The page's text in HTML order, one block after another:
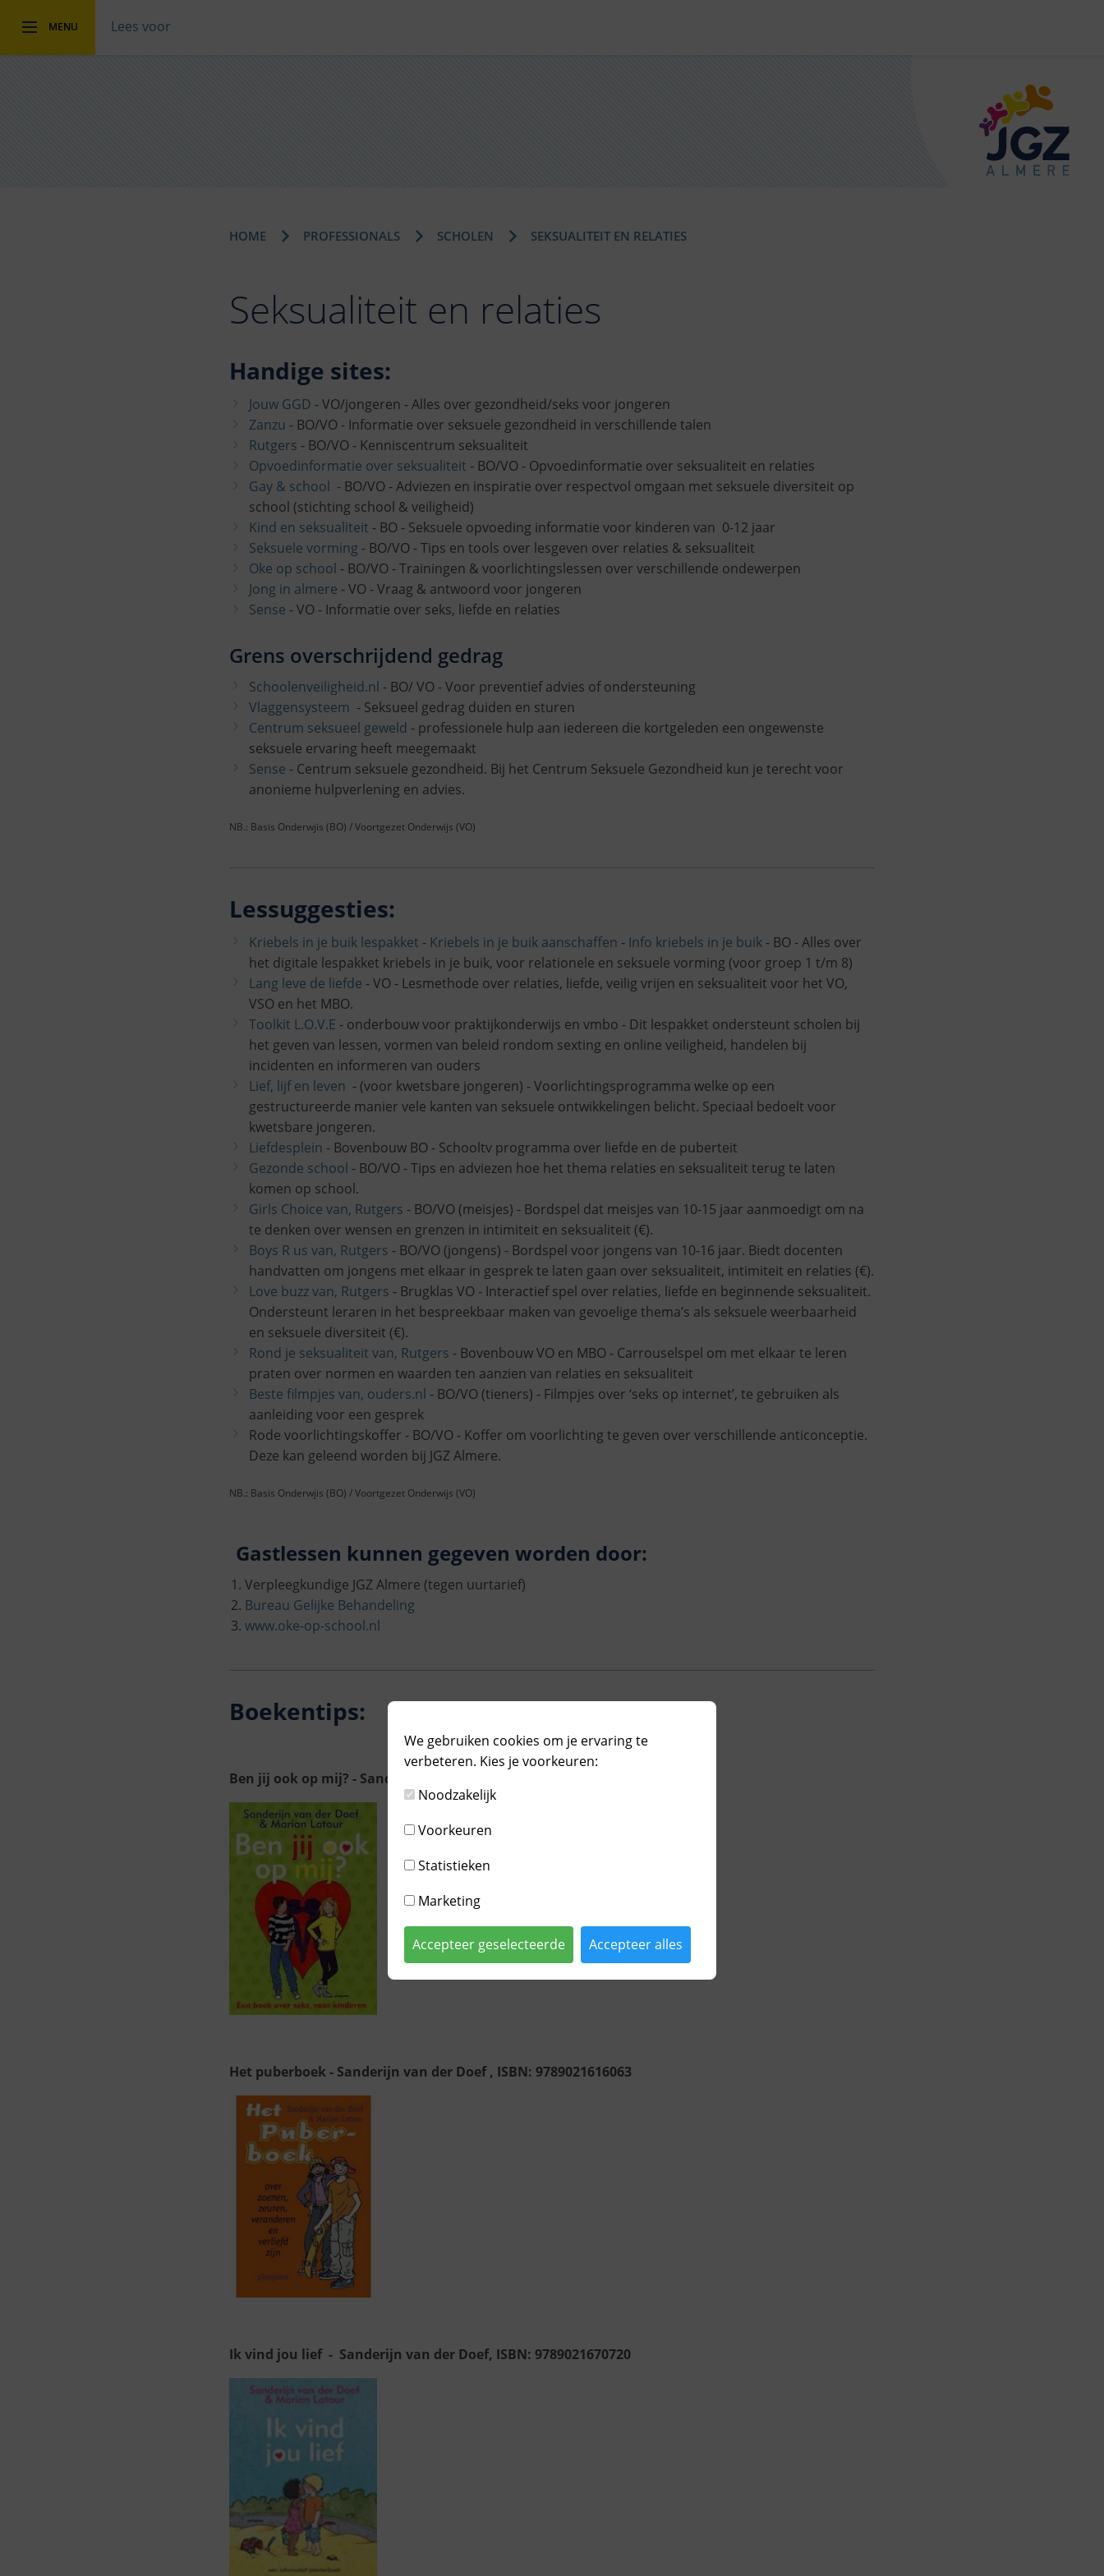
Lees voor
MENU
HOME PROFESSIONALS SCHOLEN SEKSUALITEIT EN RELATIES
Seksualiteit en relaties
Handige sites:
Jouw GGD - VO/jongeren - Alles over gezondheid/seks voor jongeren
Zanzu - BO/VO - Informatie over seksuele gezondheid in verschillende talen
Rutgers - BO/VO - Kenniscentrum seksualiteit
Opvoedinformatie over seksualiteit - BO/VO - Opvoedinformatie over seksualiteit en relaties
Gay & school - BO/VO - Adviezen en inspiratie over respectvol omgaan met seksuele diversiteit op
school (stichting school & veiligheid)
Kind en seksualiteit - BO - Seksuele opvoeding informatie voor kinderen van 0-12 jaar
Seksuele vorming - BO/VO - Tips en tools over lesgeven over relaties & seksualiteit
Oke op school - BO/VO - Trainingen & voorlichtingslessen over verschillende ondewerpen
Jong in almere - VO - Vraag & antwoord voor jongeren
Sense - VO - Informatie over seks, liefde en relaties
Grens overschrijdend gedrag
Schoolenveiligheid.nl - BO/ VO - Voor preventief advies of ondersteuning
Vlaggensysteem - Seksueel gedrag duiden en sturen
Centrum seksueel geweld - professionele hulp aan iedereen die kortgeleden een ongewenste
seksuele ervaring heeft meegemaakt
Sense - Centrum seksuele gezondheid. Bij het Centrum Seksuele Gezondheid kun je terecht voor
anonieme hulpverlening en advies.
NB.: Basis Onderwjis (BO) / Voortgezet Onderwijs (VO)
Lessuggesties:
Kriebels in je buik lespakket - Kriebels in je buik aanschaffen - Info kriebels in je buik - BO - Alles over
het digitale lespakket kriebels in je buik, voor relationele en seksuele vorming (voor groep 1 t/m 8)
Lang leve de liefde - VO - Lesmethode over relaties, liefde, veilig vrijen en seksualiteit voor het VO,
VSO en het MBO.
Toolkit L.O.V.E - onderbouw voor praktijkonderwijs en vmbo - Dit lespakket ondersteunt scholen bij
het geven van lessen, vormen van beleid rondom sexting en online veiligheid, handelen bij
incidenten en informeren van ouders
Lief, lijf en leven - (voor kwetsbare jongeren) - Voorlichtingsprogramma welke op een
gestructureerde manier vele kanten van seksuele ontwikkelingen belicht. Speciaal bedoelt voor
kwetsbare jongeren.
Liefdesplein - Bovenbouw BO - Schooltv programma over liefde en de puberteit
Gezonde school - BO/VO - Tips en adviezen hoe het thema relaties en seksualiteit terug te laten
komen op school.
Girls Choice van, Rutgers - BO/VO (meisjes) - Bordspel dat meisjes van 10-15 jaar aanmoedigt om na
te denken over wensen en grenzen in intimiteit en seksualiteit (€).
Boys R us van, Rutgers - BO/VO (jongens) - Bordspel voor jongens van 10-16 jaar. Biedt docenten
handvatten om jongens met elkaar in gesprek te laten gaan over seksualiteit, intimiteit en relaties (€).
Love buzz van, Rutgers - Brugklas VO - Interactief spel over relaties, liefde en beginnende seksualiteit.
Ondersteunt leraren in het bespreekbaar maken van gevoelige thema’s als seksuele weerbaarheid
en seksuele diversiteit (€).
Rond je seksualiteit van, Rutgers - Bovenbouw VO en MBO - Carrouselspel om met elkaar te leren
praten over normen en waarden ten aanzien van relaties en seksualiteit
Beste filmpjes van, ouders.nl - BO/VO (tieners) - Filmpjes over ‘seks op internet’, te gebruiken als
aanleiding voor een gesprek
Rode voorlichtingskoffer - BO/VO - Koffer om voorlichting te geven over verschillende anticonceptie.
Deze kan geleend worden bij JGZ Almere.
NB.: Basis Onderwjis (BO) / Voortgezet Onderwijs (VO)
Gastlessen kunnen gegeven worden door:
Verpleegkundige JGZ Almere (tegen uurtarief)
Bureau Gelijke Behandeling
www.oke-op-school.nl
Boekentips:
Ben jij ook op mij? - Sanderijn van der Doef , ISBN: 9789021669571
Het puberboek - Sanderijn van der Doef , ISBN: 9789021616063
Ik vind jou lief - Sanderijn van der Doef, ISBN: 9789021670720
We gebruiken cookies om je ervaring te
verbeteren. Kies je voorkeuren:
Noodzakelijk
Voorkeuren
Statistieken
Marketing
Accepteer geselecteerde Accepteer alles